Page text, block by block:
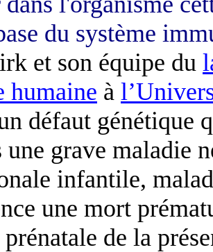
du système
et son équipe du
humaine à
défaut génétique
une grave maladie
infantile,
une mort
de la